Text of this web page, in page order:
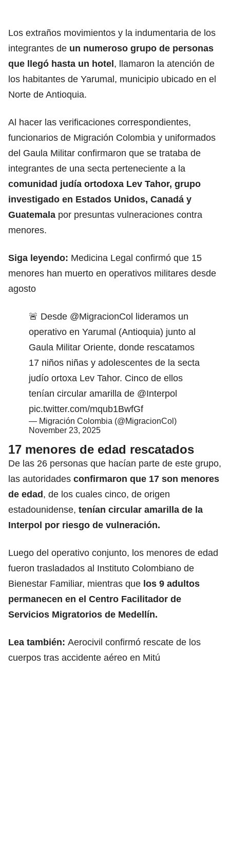
Los extraños movimientos y la indumentaria de los
integrantes de un numeroso grupo de personas
que llegó hasta un hotel, llamaron la atención de
los habitantes de Yarumal, municipio ubicado en el
Norte de Antioquia.
Al hacer las verificaciones correspondientes,
funcionarios de Migración Colombia y uniformados
del Gaula Militar confirmaron que se trataba de
integrantes de una secta perteneciente a la
comunidad judía ortodoxa Lev Tahor, grupo
investigado en Estados Unidos, Canadá y
Guatemala por presuntas vulneraciones contra
menores.
Siga leyendo: Medicina Legal confirmó que 15
menores han muerto en operativos militares desde
agosto
🚨 Desde @MigracionCol lideramos un
operativo en Yarumal (Antioquia) junto al
Gaula Militar Oriente, donde rescatamos
17 niños niñas y adolescentes de la secta
judío ortoxa Lev Tahor. Cinco de ellos
tenían circular amarilla de @Interpol
pic.twitter.com/mqub1BwfGf
— Migración Colombia (@MigracionCol)
November 23, 2025
17 menores de edad rescatados
De las 26 personas que hacían parte de este grupo,
las autoridades confirmaron que 17 son menores
de edad, de los cuales cinco, de origen
estadounidense, tenían circular amarilla de la
Interpol por riesgo de vulneración.
Luego del operativo conjunto, los menores de edad
fueron trasladados al Instituto Colombiano de
Bienestar Familiar, mientras que los 9 adultos
permanecen en el Centro Facilitador de
Servicios Migratorios de Medellín.
Lea también: Aerocivil confirmó rescate de los
cuerpos tras accidente aéreo en Mitú